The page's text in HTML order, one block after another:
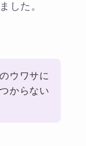
した。
ウワサに
からない